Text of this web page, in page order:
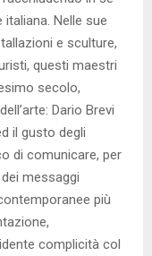
Nelle sue
e sculture,
questi maestri
secolo,
Dario Brevi
il gusto degli
di comunicare, per
messaggi
più
complicità col